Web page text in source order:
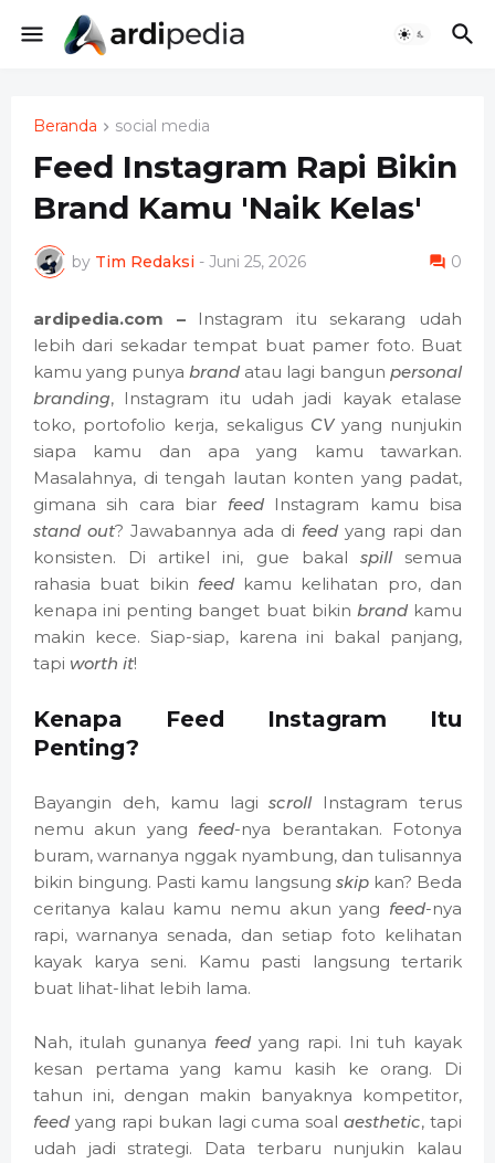
Beranda social media
Feed Instagram Rapi Bikin
Brand Kamu 'Naik Kelas'
by Tim Redaksi - Juni 25, 2026 0
ardipedia.com –Instagram itu sekarang udah
lebih dari sekadar tempat buat pamer foto. Buat
kamu yang punya brand atau lagi bangun personal
branding, Instagram itu udah jadi kayak etalase
toko, portofolio kerja, sekaligus CVyang nunjukin
siapa kamu dan apa yang kamu tawarkan.
Masalahnya, di tengah lautan konten yang padat,
gimana sih cara biar feedInstagram kamu bisa
stand out? Jawabannya ada di feed yang rapi dan
konsisten. Di artikel ini, gue bakal spillsemua
rahasia buat bikin feedkamu kelihatan pro, dan
kenapa ini penting banget buat bikin brandkamu
makin kece. Siap-siap, karena ini bakal panjang,
tapi worth it!
Kenapa Feed Instagram Itu
Penting?
Bayangin deh, kamu lagiscrollInstagram terus
nemu akun yang feed-nya berantakan. Fotonya
buram, warnanya nggak nyambung, dan tulisannya
bikin bingung. Pasti kamu langsung skipkan? Beda
ceritanya kalau kamu nemu akun yang feed-nya
rapi, warnanya senada, dan setiap foto kelihatan
kayak karya seni. Kamu pasti langsung tertarik
buat lihat-lihat lebih lama.
Nah, itulah gunanya feed yang rapi. Ini tuh kayak
kesan pertama yang kamu kasih ke orang. Di
tahun ini, dengan makin banyaknya kompetitor,
feed yang rapi bukan lagi cuma soalaesthetic, tapi
udah jadi strategi. Data terbaru nunjukin kalau